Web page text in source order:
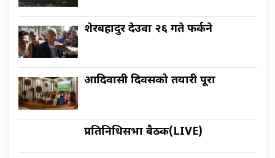
शेरबहादुर देउवा २६ गते फर्कने
आदिवासी दिवसको तयारी पूरा
प्रतिनिधिसभा बैठक(LIVE)